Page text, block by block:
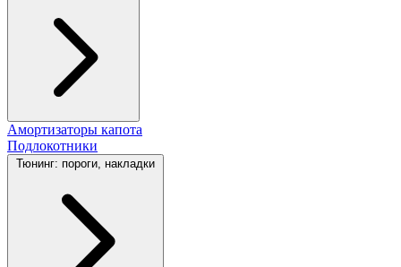
Амортизаторы капота
Подлокотники
Тюнинг: пороги, накладки